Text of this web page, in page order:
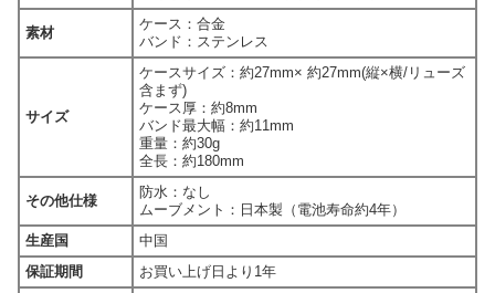
素材
ケース：合金
バンド：ステンレス
サイズ
ケースサイズ：約27mm× 約27mm(縦×横/リューズ
含まず)
ケース厚：約8mm
バンド最大幅：約11mm
重量：約30g
全長：約180mm
その他仕様
防水：なし
ムーブメント：日本製（電池寿命約4年）
生産国
中国
保証期間
お買い上げ日より1年